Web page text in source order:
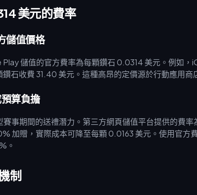
美元的費率
儲值價格
儲值的官方費率為每顆鑽石 0.0314 美元。例如
石收費 31.40 美元。這種高昂的定價源於行動應用商
算負擔
事期間的送禮潛力。第三方網頁儲值平台提供的費
加贈，實際成本可降至每顆 0.0163 美元。使用官方
。
制